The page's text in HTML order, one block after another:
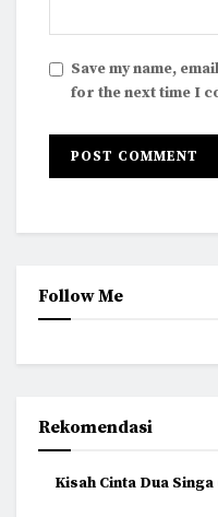
Save my name,
for the next time I
Follow Me
Rekomendasi
Kisah Cinta Dua Singa